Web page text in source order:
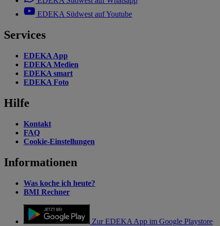
EDEKA Südwest auf Youtube
Services
EDEKA App
EDEKA Medien
EDEKA smart
EDEKA Foto
Hilfe
Kontakt
FAQ
Cookie-Einstellungen
Informationen
Was koche ich heute?
BMI Rechner
Zur EDEKA App im Google Playstore